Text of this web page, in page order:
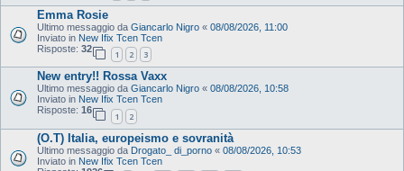
Emma Rosie
Ultimo messaggio da Giancarlo Nigro « 08/08/2026, 11:00
Inviato in New Ifix Tcen Tcen
Risposte: 32
1 2 3
New entry!! Rossa Vaxx
Ultimo messaggio da Giancarlo Nigro « 08/08/2026, 10:58
Inviato in New Ifix Tcen Tcen
Risposte: 16
1 2
(O.T) Italia, europeismo e sovranità
Ultimo messaggio da Drogato_ di_porno « 08/08/2026, 10:53
Inviato in New Ifix Tcen Tcen